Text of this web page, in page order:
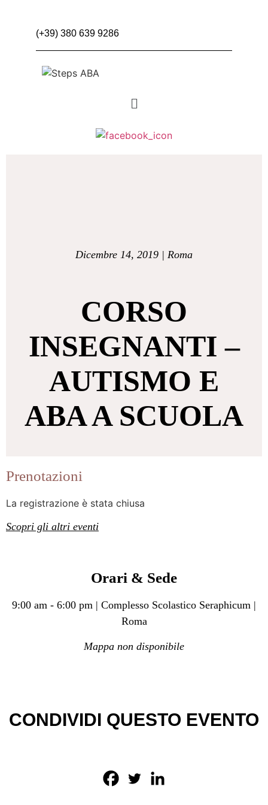
(+39) 380 639 9286
Dicembre 14, 2019 | Roma
CORSO
INSEGNANTI –
AUTISMO E
ABA A SCUOLA
Prenotazioni
La registrazione è stata chiusa
Scopri gli altri eventi
Orari & Sede
9:00 am - 6:00 pm | Complesso Scolastico Seraphicum |
Roma
Mappa non disponibile
CONDIVIDI QUESTO EVENTO